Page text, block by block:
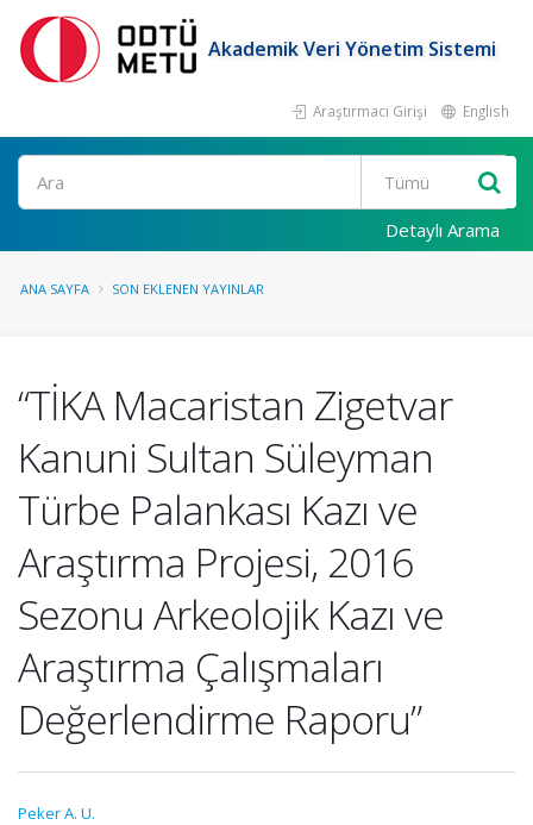
Akademik Veri Yönetim Sistemi
Araştırmacı Girişi English
Ara
Detaylı Arama
ANA SAYFA SON EKLENEN YAYINLAR
“TİKA Macaristan Zigetvar
Kanuni Sultan Süleyman
Türbe Palankası Kazı ve
Araştırma Projesi, 2016
Sezonu Arkeolojik Kazı ve
Araştırma Çalışmaları
Değerlendirme Raporu”
Peker A. U.